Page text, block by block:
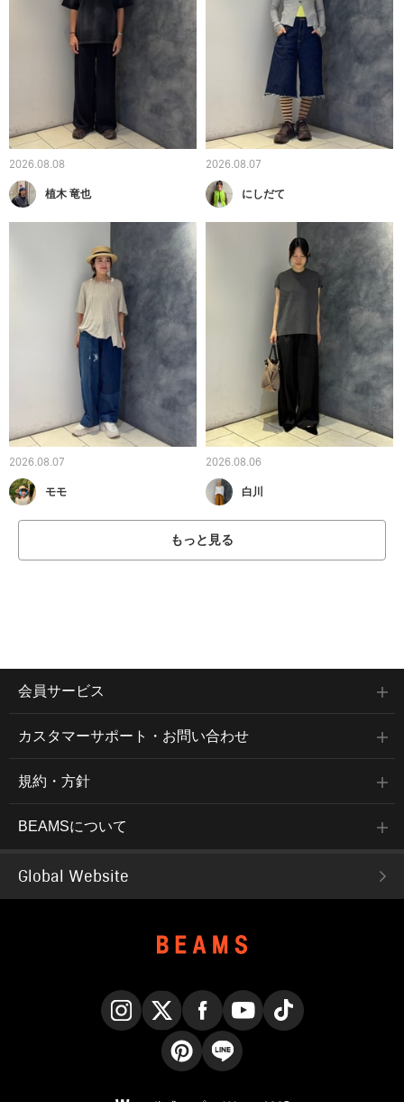
2026.08.08
植木 竜也
2026.08.07
にしだて
2026.08.07
モモ
2026.08.06
白川
もっと見る
会員サービス
カスタマーサポート・お問い合わせ
規約・方針
BEAMSについて
Global Website